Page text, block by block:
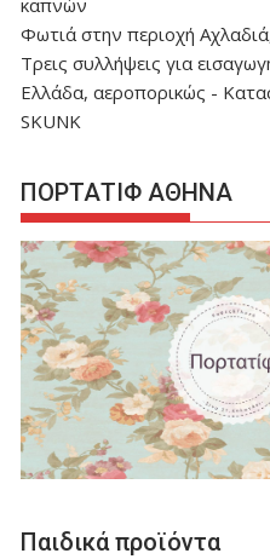
καπνών
Φωτιά στην περιοχή
Τρεις συλλήψεις για
Ελλάδα, αεροπορικώς -
SKUNK
ΠΟΡΤΑΤΙΦ ΑΘΗΝΑ
Παιδικά προϊόντα